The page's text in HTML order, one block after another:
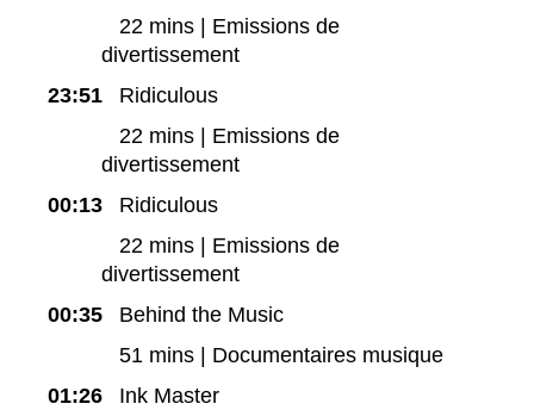
22 mins | Emissions de
divertissement
23:51Ridiculous
22 mins | Emissions de
divertissement
00:13Ridiculous
22 mins | Emissions de
divertissement
00:35Behind the Music
51 mins | Documentaires musique
01:26Ink Master